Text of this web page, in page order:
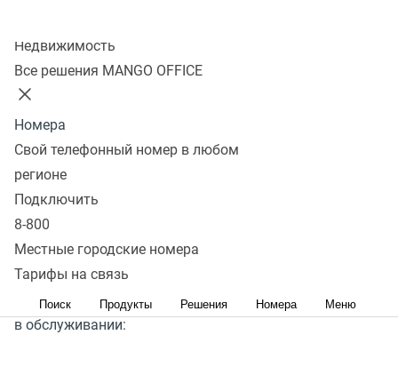
Недвижимость
Все решения MANGO OFFICE
Номера
Свой телефонный номер в любом
регионе
Подключить
8-800
Местные городские номера
Тарифы на связь
Поиск Продукты Решения Номера Меню
процессе негативно сказываются на качестве
С помощью Омниканального контакт-центра
MANGO OFFICE вы сможете и эффективно
организовать прием входящих звонков и текстовых
обращений и решать сразу несколько ключевых задач
в обслуживании: